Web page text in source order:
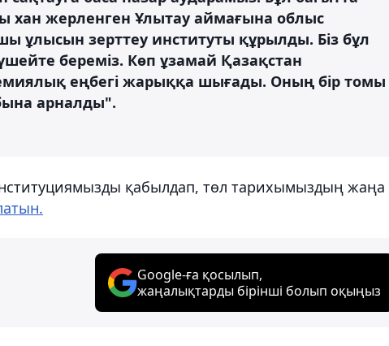
хан жерленген Ұлытау аймағына облыс
ұлысын зерттеу институты құрылды. Біз бұл
береміз. Көп ұзамай Қазақстан
еңбегі жарыққа шығады. Оның бір томы
арналды".
қабылдап, төл тарихымыздың жаңа
Google-ға қосылып,
жаңалықтарды бірінші болып оқыңыз